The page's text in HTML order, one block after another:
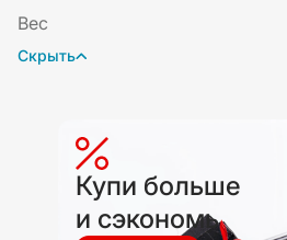
Вес
Скрыть
Купи больше
и сэкономь